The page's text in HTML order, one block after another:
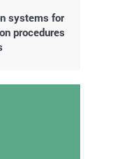
systems for
procedures